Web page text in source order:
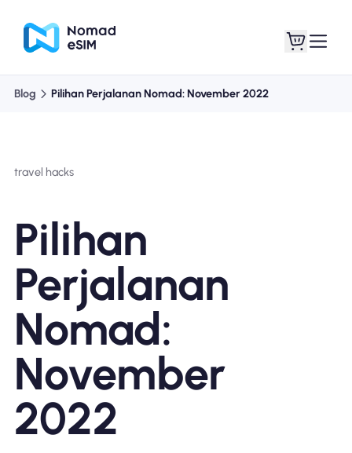
Tentang eSIM
Mengapa Nomad eSIM
Menggunakan eSIM
Blog Pilihan Perjalanan Nomad: November 2022
travel hacks
Pilihan
Perjalanan
Nomad:
November
2022